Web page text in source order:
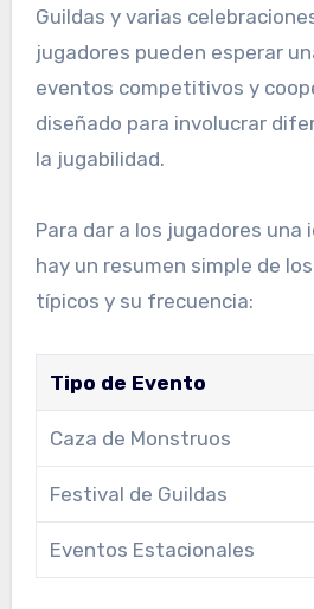
Guildas y varias
jugadores pueden esperar
eventos competitivos y
diseñado para involucrar
la jugabilidad.
Para dar a los jugadores una
hay un resumen simple de
típicos y su frecuencia:
Tipo de Evento
Caza de Monstruos
Festival de Guildas
Eventos Estacionales